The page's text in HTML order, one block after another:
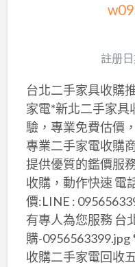
註册
台北二手家具收購
家電*新北二手家具
驗，專業免費估價
專業二手家電收購
提供優質的鑑價服
收購，動作快速 電
價:LINE :
有專人為您服務 台
購-
收購二手家電回收